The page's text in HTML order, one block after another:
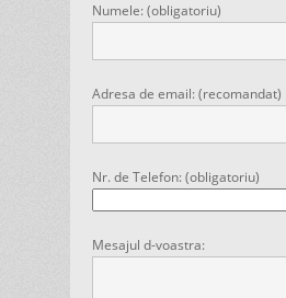
Numele: (obligatoriu)
Adresa de email: (recomandat)
Nr. de Telefon: (obligatoriu)
Mesajul d-voastra: